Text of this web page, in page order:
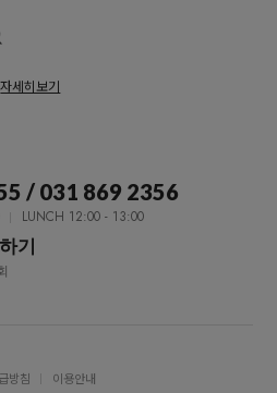
자세히보기
/ 031 869 2356
LUNCH 12:00 - 13:00
기
방침 이용안내